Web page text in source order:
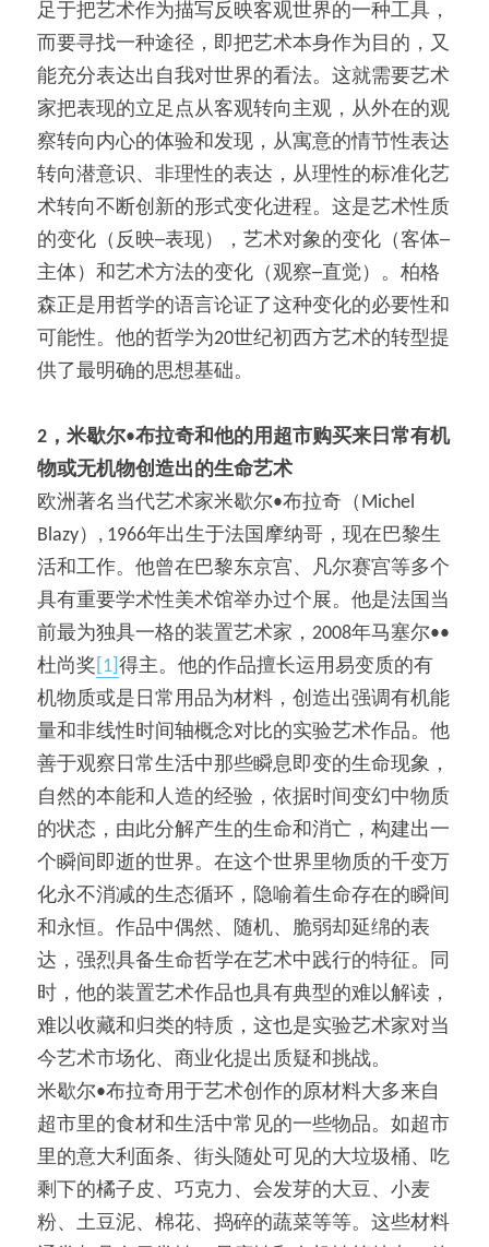
足于把艺术作为描写反映客观世界的一种工具，
而要寻找一种途径，即把艺术本身作为目的，又
能充分表达出自我对世界的看法。这就需要艺术
家把表现的立足点从客观转向主观，从外在的观
察转向内心的体验和发现，从寓意的情节性表达
转向潜意识、非理性的表达，从理性的标准化艺
术转向不断创新的形式变化进程。这是艺术性质
的变化（反映─表现），艺术对象的变化（客体─
主体）和艺术方法的变化（观察─直觉）。柏格
森正是用哲学的语言论证了这种变化的必要性和
可能性。他的哲学为20世纪初西方艺术的转型提
供了最明确的思想基础。
2 ，米歇尔•布拉奇和他的用超市购买来日常有机
物或无机物创造出的生命艺术
欧洲著名当代艺术家米歇尔•布拉奇（Michel
Blazy）, 1966年出生于法国摩纳哥，现在巴黎生
活和工作。他曾在巴黎东京宫、凡尔赛宫等多个
具有重要学术性美术馆举办过个展。他是法国当
前最为独具一格的装置艺术家，2008年马塞尔••
杜尚奖 [1] 得主。他的作品擅长运用易变质的有
机物质或是日常用品为材料，创造出强调有机能
量和非线性时间轴概念对比的实验艺术作品。他
善于观察日常生活中那些瞬息即变的生命现象，
自然的本能和人造的经验，依据时间变幻中物质
的状态，由此分解产生的生命和消亡，构建出一
个瞬间即逝的世界。在这个世界里物质的千变万
化永不消减的生态循环，隐喻着生命存在的瞬间
和永恒。作品中偶然、随机、脆弱却延绵的表
达，强烈具备生命哲学在艺术中践行的特征。同
时，他的装置艺术作品也具有典型的难以解读，
难以收藏和归类的特质，这也是实验艺术家对当
今艺术市场化、商业化提出质疑和挑战。
米歇尔•布拉奇用于艺术创作的原材料大多来自
超市里的食材和生活中常见的一些物品。如超市
里的意大利面条、街头随处可见的大垃圾桶、吃
剩下的橘子皮、巧克力、会发芽的大豆、小麦
粉、土豆泥、棉花、捣碎的蔬菜等等。这些材料